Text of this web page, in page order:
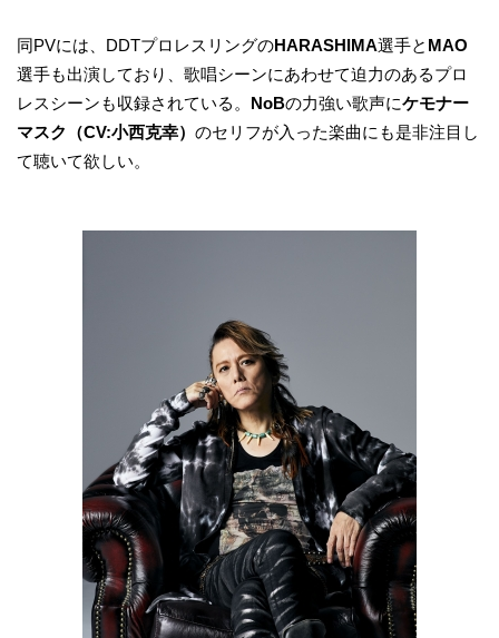
同PVには、DDTプロレスリングのHARASHIMA選手と MAO
選手も出演しており、歌唱シーンにあわせて迫力のあるプロ
レスシーンも収録されている。 NoBの力強い歌声にケモナー
マスク（CV:小西克幸） のセリフが入った楽曲にも是非注目し
て聴いて欲しい。